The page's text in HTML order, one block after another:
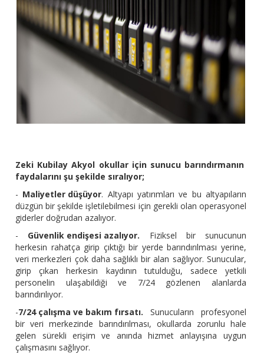
Zeki Kubilay Akyol okullar için sunucu barındırmanın
faydalarını şu şekilde sıralıyor;
- Maliyetler düşüyor. Altyapı yatırımları ve bu altyapıların
düzgün bir şekilde işletilebilmesi için gerekli olan operasyonel
giderler doğrudan azalıyor.
- Güvenlik endişesi azalıyor. Fiziksel bir sunucunun
herkesin rahatça girip çıktığı bir yerde barındırılması yerine,
veri merkezleri çok daha sağlıklı bir alan sağlıyor. Sunucular,
girip çıkan herkesin kaydının tutulduğu, sadece yetkili
personelin ulaşabildiği ve 7/24 gözlenen alanlarda
barındırılıyor.
-7/24 çalışma ve bakım fırsatı. Sunucuların profesyonel
bir veri merkezinde barındırılması, okullarda zorunlu hale
gelen sürekli erişim ve anında hizmet anlayışına uygun
çalışmasını sağlıyor.